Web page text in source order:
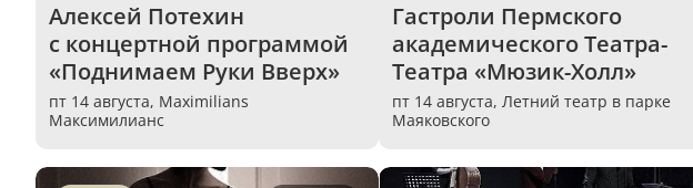
Алексей Потехин
с концертной программой
«Поднимаем Руки Вверх»
пт 14 августа, Maximilians
Максимилианс
Гастроли Пермского
академического Театра-
Театра «Мюзик-Холл»
пт 14 августа,Летний театр в парке
Маяковского